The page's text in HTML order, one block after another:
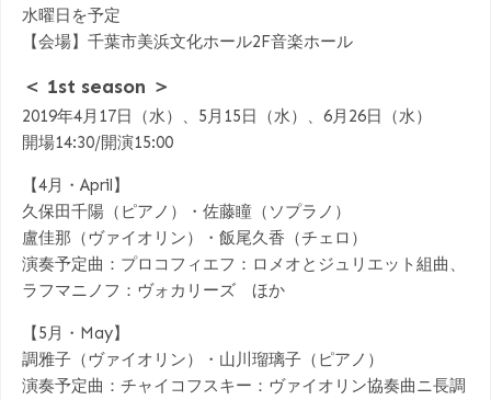
水曜日を予定
【会場】千葉市美浜文化ホール2F音楽ホール
＜ 1st season ＞
2019年4月17日（水）、5月15日（水）、6月26日（水）
開場14:30/開演15:00
【4月・April】
久保田千陽（ピアノ）・佐藤瞳（ソプラノ）
盧佳那（ヴァイオリン）・飯尾久香（チェロ）
演奏予定曲：プロコフィエフ：ロメオとジュリエット組曲、
ラフマニノフ：ヴォカリーズ ほか
【5月・May】
調雅子（ヴァイオリン）・山川瑠璃子（ピアノ）
演奏予定曲：チャイコフスキー：ヴァイオリン協奏曲ニ長調